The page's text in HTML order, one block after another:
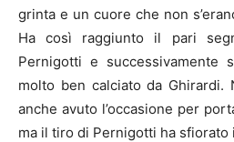
grinta e un cuore che non
Ha così raggiunto il pari
Pernigotti e successivamente
molto ben calciato da Ghirardi.
anche avuto l’occasione per
ma il tiro di Pernigotti ha sfiorato